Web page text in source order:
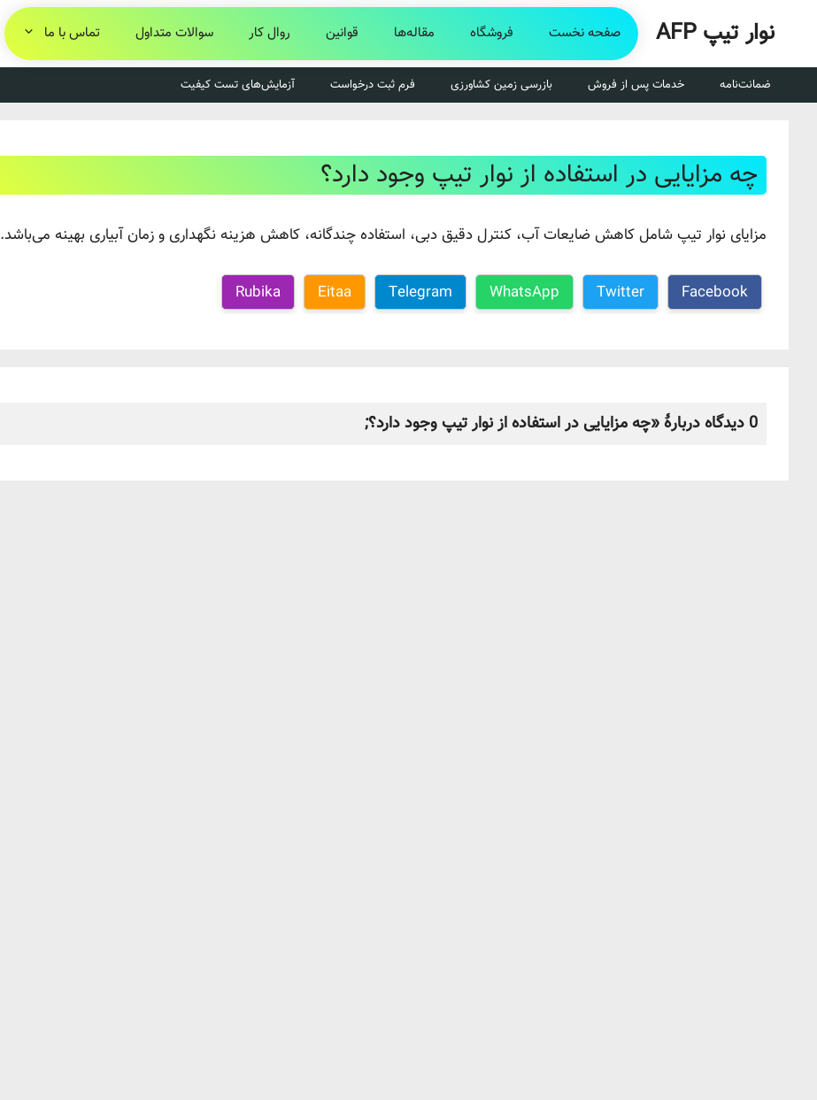
نوار تیپ AFP صفحه نخست فروشگاه مقاله‌ها قوانین روال کار سوالات متداول تماس با ما
ضمانت‌نامه خدمات پس از فروش بازرسی زمین کشاورزی فرم ثبت درخواست آزمایش‌های تست کیفیت
چه مزایایی در استفاده از نوار تیپ وجود دارد؟
مزایای نوار تیپ شامل کاهش ضایعات آب، کنترل دقیق دبی، استفاده چندگانه، کاهش هزینه نگهداری و زمان آبیاری بهینه می‌باشد.
Facebook
Twitter
WhatsApp
Telegram
Eitaa
Rubika
0 دیدگاه دربارهٔ «چه مزایایی در استفاده از نوار تیپ وجود دارد؟;